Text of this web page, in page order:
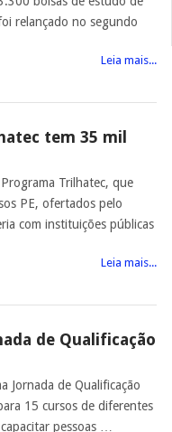
relançado no segundo
Leia mais...
tem 35 mil
Trilhatec, que
PE, ofertados pelo
com instituições públicas
Leia mais...
de Qualificação
Jornada de Qualificação
15 cursos de diferentes
pessoas …